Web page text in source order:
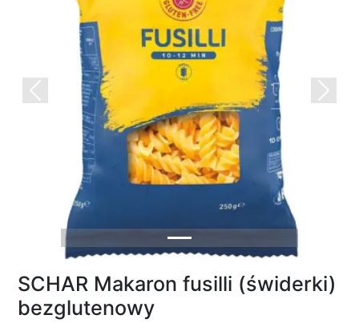
Previous Next
SCHAR Makaron fusilli (świderki)
bezglutenowy